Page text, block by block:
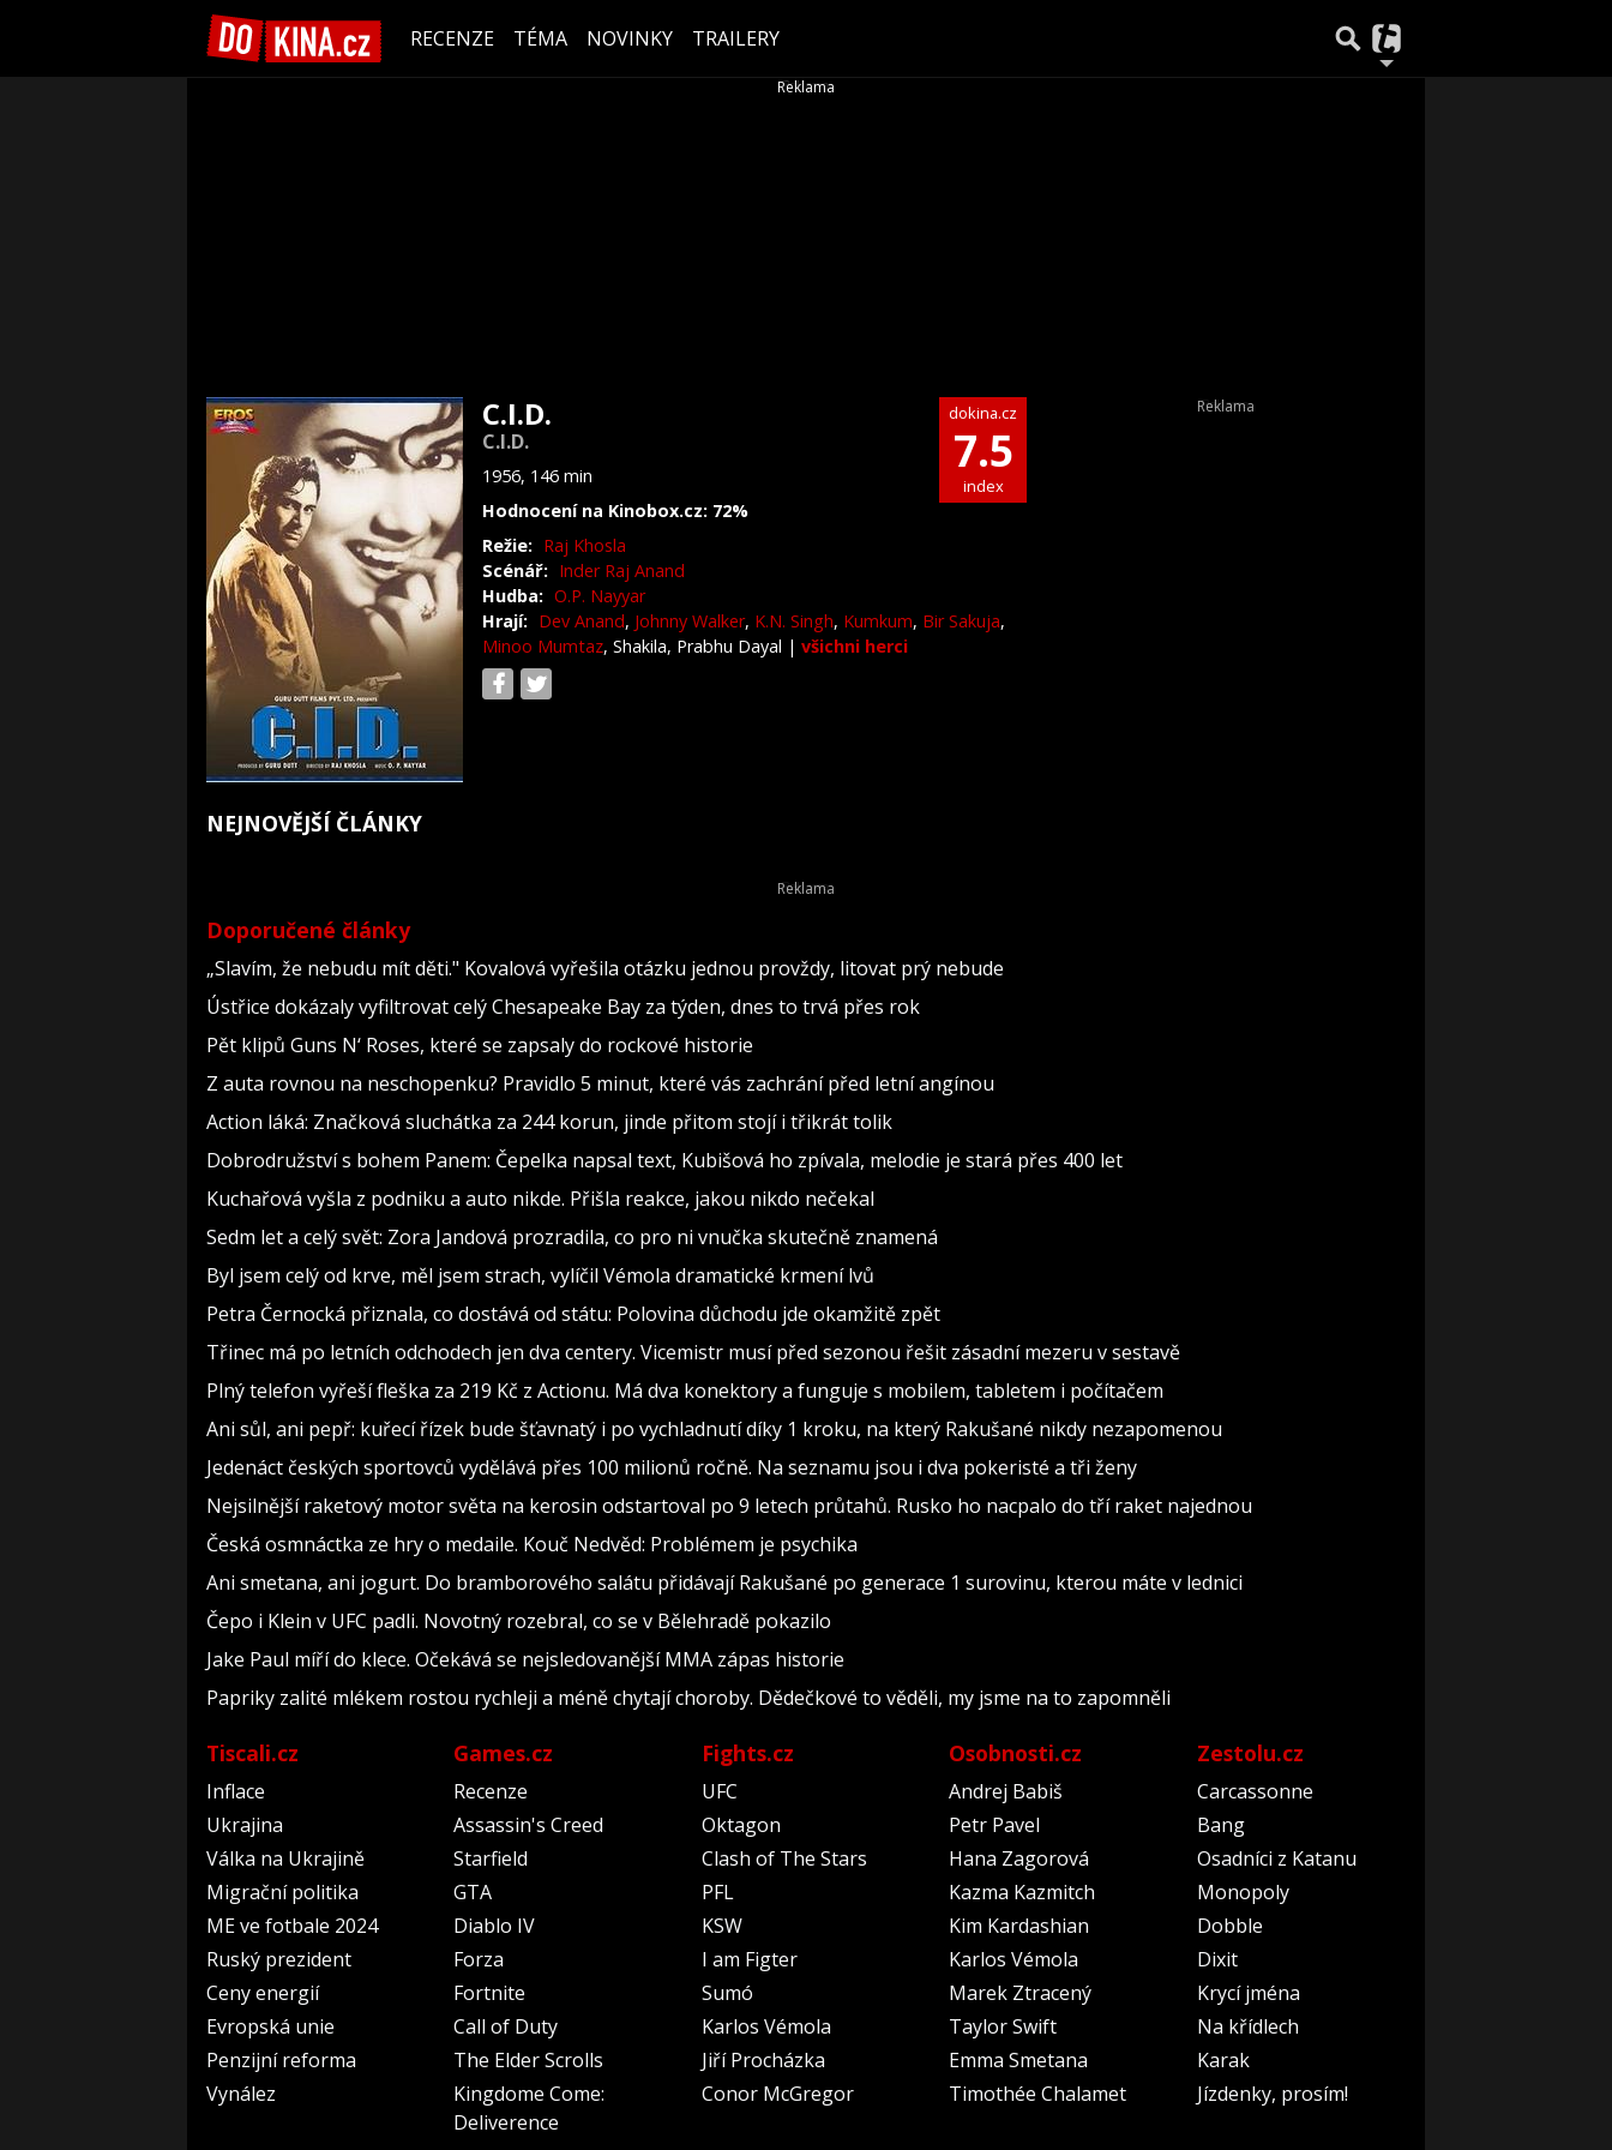
RECENZE TÉMA NOVINKY TRAILERY
C.I.D.
C.I.D.
1956, 146 min
Hodnocení na Kinobox.cz: 72%
dokina.cz
7.5
index
Režie: Raj Khosla
Scénář: Inder Raj Anand
Hudba: O.P. Nayyar
Hrají: Dev Anand, Johnny Walker, K.N. Singh, Kumkum, Bir Sakuja,
Minoo Mumtaz, Shakila, Prabhu Dayal | všichni herci
NEJNOVĚJŠÍ ČLÁNKY
Doporučené články
„Slavím, že nebudu mít děti." Kovalová vyřešila otázku jednou provždy, litovat prý nebude
Ústřice dokázaly vyfiltrovat celý Chesapeake Bay za týden, dnes to trvá přes rok
Pět klipů Guns N‘ Roses, které se zapsaly do rockové historie
Z auta rovnou na neschopenku? Pravidlo 5 minut, které vás zachrání před letní angínou
Action láká: Značková sluchátka za 244 korun, jinde přitom stojí i třikrát tolik
Dobrodružství s bohem Panem: Čepelka napsal text, Kubišová ho zpívala, melodie je stará přes 400 let
Kuchařová vyšla z podniku a auto nikde. Přišla reakce, jakou nikdo nečekal
Sedm let a celý svět: Zora Jandová prozradila, co pro ni vnučka skutečně znamená
Byl jsem celý od krve, měl jsem strach, vylíčil Vémola dramatické krmení lvů
Petra Černocká přiznala, co dostává od státu: Polovina důchodu jde okamžitě zpět
Třinec má po letních odchodech jen dva centery. Vicemistr musí před sezonou řešit zásadní mezeru v sestavě
Plný telefon vyřeší fleška za 219 Kč z Actionu. Má dva konektory a funguje s mobilem, tabletem i počítačem
Ani sůl, ani pepř: kuřecí řízek bude šťavnatý i po vychladnutí díky 1 kroku, na který Rakušané nikdy nezapomenou
Jedenáct českých sportovců vydělává přes 100 milionů ročně. Na seznamu jsou i dva pokeristé a tři ženy
Nejsilnější raketový motor světa na kerosin odstartoval po 9 letech průtahů. Rusko ho nacpalo do tří raket najednou
Česká osmnáctka ze hry o medaile. Kouč Nedvěd: Problémem je psychika
Ani smetana, ani jogurt. Do bramborového salátu přidávají Rakušané po generace 1 surovinu, kterou máte v lednici
Čepo i Klein v UFC padli. Novotný rozebral, co se v Bělehradě pokazilo
Jake Paul míří do klece. Očekává se nejsledovanější MMA zápas historie
Papriky zalité mlékem rostou rychleji a méně chytají choroby. Dědečkové to věděli, my jsme na to zapomněli
Tiscali.cz
Inflace
Ukrajina
Válka na Ukrajině
Migrační politika
ME ve fotbale 2024
Ruský prezident
Ceny energií
Evropská unie
Penzijní reforma
Vynález
Games.cz
Recenze
Assassin's Creed
Starfield
GTA
Diablo IV
Forza
Fortnite
Call of Duty
The Elder Scrolls
Kingdome Come:
Deliverence
Fights.cz
UFC
Oktagon
Clash of The Stars
PFL
KSW
I am Figter
Sumó
Karlos Vémola
Jiří Procházka
Conor McGregor
Osobnosti.cz
Andrej Babiš
Petr Pavel
Hana Zagorová
Kazma Kazmitch
Kim Kardashian
Karlos Vémola
Marek Ztracený
Taylor Swift
Emma Smetana
Timothée Chalamet
Zestolu.cz
Carcassonne
Bang
Osadníci z Katanu
Monopoly
Dobble
Dixit
Krycí jména
Na křídlech
Karak
Jízdenky, prosím!